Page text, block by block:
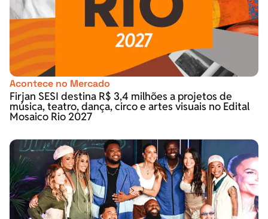
Acontece no Mercado
Firjan SESI destina R$ 3,4 milhões a projetos de
música, teatro, dança, circo e artes visuais no Edital
Mosaico Rio 2027